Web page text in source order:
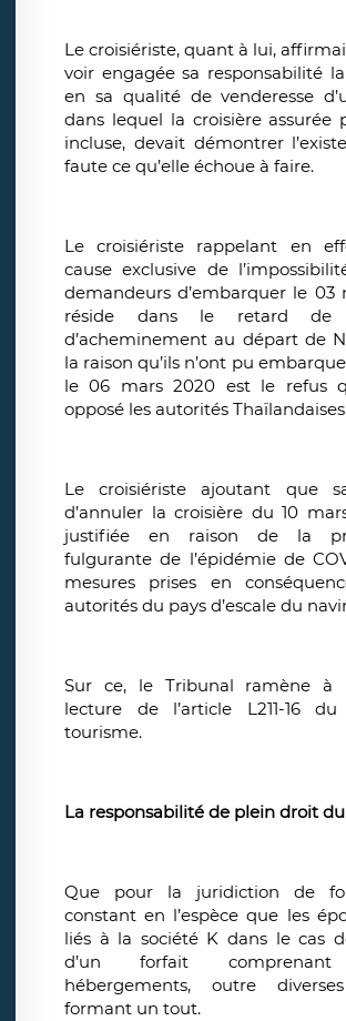
Le croisiériste, quant à lui,
voir engagée sa responsabilité
en sa qualité de venderesse
dans lequel la croisière assurée
incluse, devait démontrer
faute ce qu’elle échoue à faire.
Le croisiériste rappelant en
cause exclusive de
demandeurs d’embarquer le 03
réside dans le retard de
d’acheminement au départ de
la raison qu’ils n’ont pu
le 06 mars 2020 est le refus
opposé les autorités
Le croisiériste ajoutant que
d’annuler la croisière du 10
justifiée en raison de la
fulgurante de l’épidémie de
mesures prises en
autorités du pays d’escale du
Sur ce, le Tribunal ramène à
lecture de l’article L211-16
tourisme.
La responsabilité de plein droit
Que pour la juridiction de
constant en l’espèce que les
liés à la société K dans le cas
d’un forfait comprenant
hébergements, outre
formant un tout.